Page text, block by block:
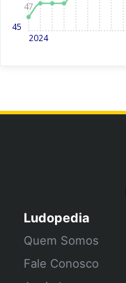
47
2024
45
Ludopedia
Quem Somos
Fale Conosco